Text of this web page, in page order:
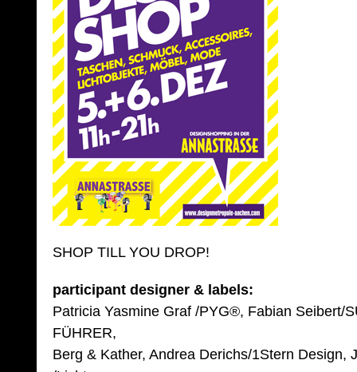
SHOP TILL YOU DROP!
participant designer & labels:
Patricia Yasmine Graf /PYG®, Fabian Seibert/
FÜHRER,
Berg & Kather, Andrea Derichs/1Stern Design,